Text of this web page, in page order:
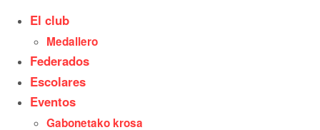
El club
Medallero
Federados
Escolares
Eventos
Gabonetako krosa